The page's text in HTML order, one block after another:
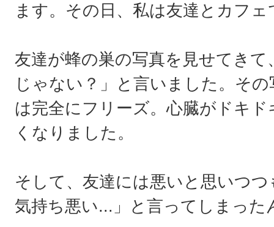
ます。その日、私は友達とカフ
友達が蜂の巣の写真を見せてき
じゃない？」と言いました。そ
は完全にフリーズ。心臓がドキ
くなりました。
そして、友達には悪いと思いつ
気持ち悪い...」と言ってしまった